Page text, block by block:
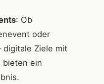
: Ob
oder
digitale Ziele mit
bieten ein